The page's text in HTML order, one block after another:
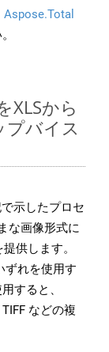
Aspose.Total
XLSから
プバイス
示したプロセ
な画像形式に
供します。
ずれを使用す
すると、
などの複